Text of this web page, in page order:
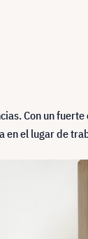
Con un fuerte
en el lugar de